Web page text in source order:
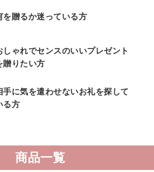
を贈るか迷っている方
しゃれでセンスのいいプレゼント
贈りたい方
手に気を遣わせないお礼を探して
る方
商品一覧